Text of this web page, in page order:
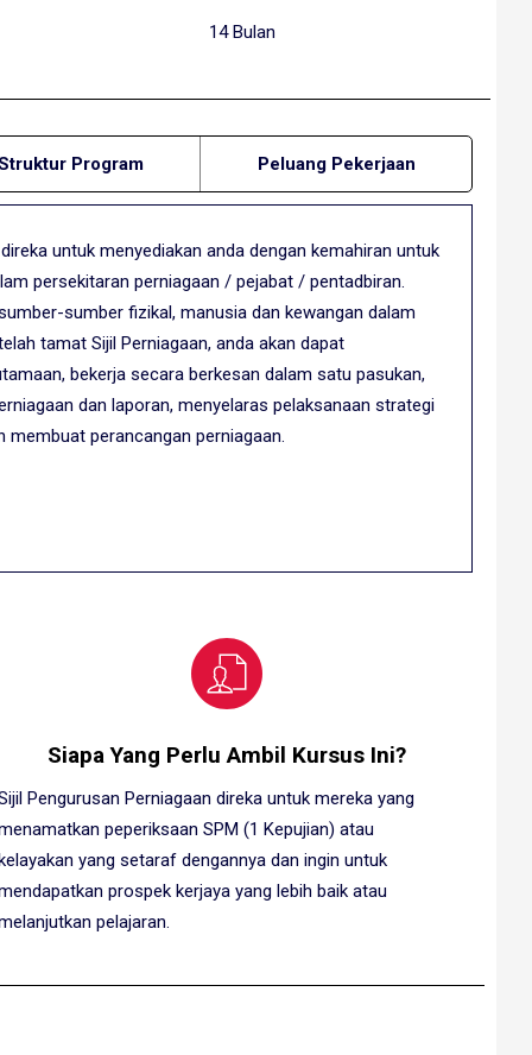
14 Bulan
Program Peluang Pekerjaan
untuk menyediakan anda dengan kemahiran untuk
persekitaran perniagaan / pejabat / pentadbiran.
sumber fizikal, manusia dan kewangan dalam
tamat Sijil Perniagaan, anda akan dapat
bekerja secara berkesan dalam satu pasukan,
dan laporan, menyelaras pelaksanaan strategi
membuat perancangan perniagaan.
Siapa Yang Perlu Ambil Kursus Ini?
Pengurusan Perniagaan direka untuk mereka yang
peperiksaan SPM (1 Kepujian) atau
yang setaraf dengannya dan ingin untuk
prospek kerjaya yang lebih baik atau
pelajaran.